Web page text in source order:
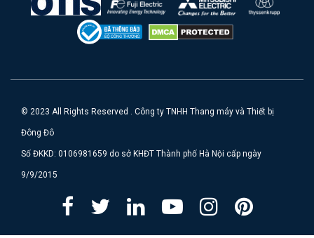
© 2023 All Rights Reserved . Công ty TNHH Thang máy và Thiết bị
Đông Đô
Số ĐKKD: 0106981659 do sở KHĐT Thành phố Hà Nội cấp ngày
9/9/2015